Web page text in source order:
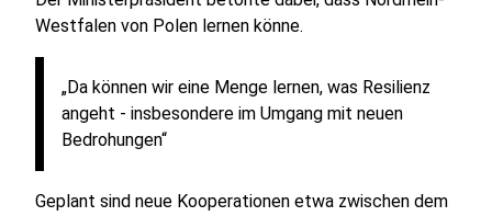
Westfalen von Polen lernen könne.
„Da können wir eine Menge lernen, was Resilienz
angeht - insbesondere im Umgang mit neuen
Bedrohungen“
Geplant sind neue Kooperationen etwa zwischen dem